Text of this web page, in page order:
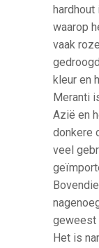
waarop
vaak
kleur en
Meranti
Azië en
donkere
veel
geweest
Het is